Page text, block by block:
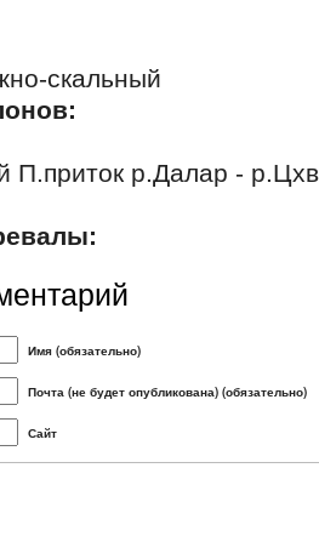
скальный
П.приток р.Далар -
Имя (обязательно)
Почта (не будет опубликована) (обязательно)
Сайт